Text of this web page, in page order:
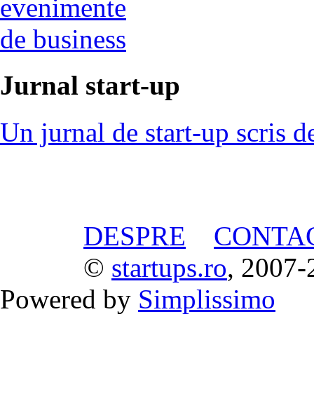
evenimente
de business
Jurnal start-up
Un jurnal de start-up scris
DESPRE
© startups.ro, 2007-
Powered by Simplissimo